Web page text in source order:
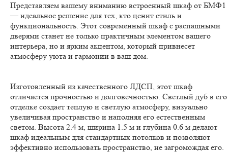
Представляем вашему вниманию встроенный шкаф от БМФ1
— идеальное решение для тех, кто ценит стиль и
функциональность. Этот современный шкаф с распашными
дверями станет не только практичным элементом вашего
интерьера, но и ярким акцентом, который привнесет
атмосферу уюта и гармонии в ваш дом.
Изготовленный из качественного ЛДСП, этот шкаф
отличается прочностью и долговечностью. Светлый дуб в его
отделке создает теплую и светлую атмосферу, визуально
увеличивая пространство и наполняя его естественным
светом. Высота 2.4 м, ширина 1.5 м и глубина 0.6 м делают
шкаф идеальным для стандартных потолков и позволяют
эффективно использовать пространство, не загромождая его.